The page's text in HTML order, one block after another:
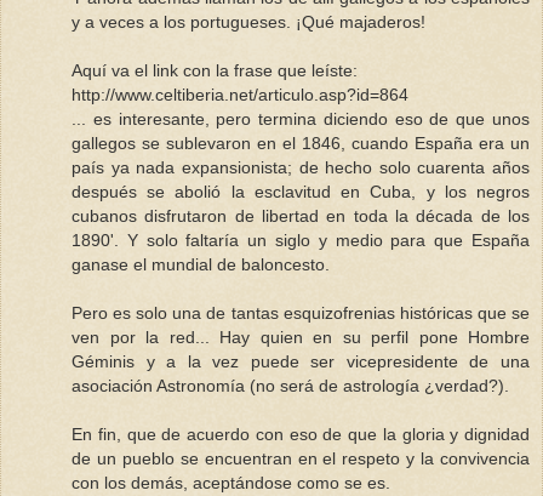
y a veces a los portugueses. ¡Qué majaderos!
Aquí va el link con la frase que leíste:
http://www.celtiberia.net/articulo.asp?id=864
... es interesante, pero termina diciendo eso de que unos
gallegos se sublevaron en el 1846, cuando España era un
país ya nada expansionista; de hecho solo cuarenta años
después se abolió la esclavitud en Cuba, y los negros
cubanos disfrutaron de libertad en toda la década de los
1890'. Y solo faltaría un siglo y medio para que España
ganase el mundial de baloncesto.
Pero es solo una de tantas esquizofrenias históricas que se
ven por la red... Hay quien en su perfil pone Hombre
Géminis y a la vez puede ser vicepresidente de una
asociación Astronomía (no será de astrología ¿verdad?).
En fin, que de acuerdo con eso de que la gloria y dignidad
de un pueblo se encuentran en el respeto y la convivencia
con los demás, aceptándose como se es.